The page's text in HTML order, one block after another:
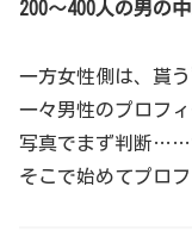
200～400人の男の
一方女性側は、貰
一々男性のプロフ
写真でまず判断……
そこで始めてプロ